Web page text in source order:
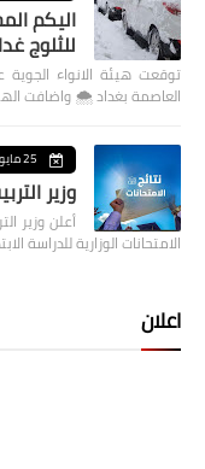
اليكم
للثلوج
توقعت هيئة الانواء
العاصمة بغداد ⁦🌨️⁩ واضافت الهيئة ان غدا الاثنين …
25 مايو 2026
وزير
أعلن وزير
الامتحانات الوزارية للدراسة
اعلان